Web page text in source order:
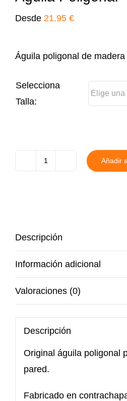
Desde 21.95 €
Águila poligonal de madera
Selecciona
Talla:
Añadir
Descripción
Información adicional
Valoraciones (0)
Descripción
Original águila poligonal
pared.
Fabricado en